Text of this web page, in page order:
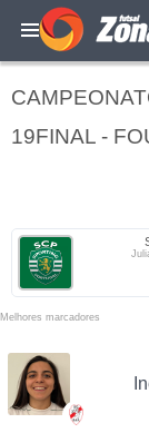
19FINAL -
Melhores marcadores